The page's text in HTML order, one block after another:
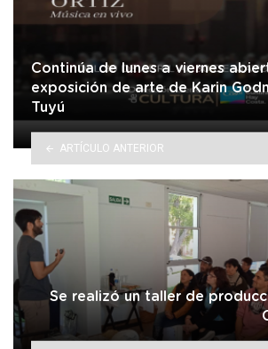
Continúa de lunes a viernes
exposición de arte de Karin
Tuyú
ARTÍCULO ANTERIOR
Se realizó un taller de